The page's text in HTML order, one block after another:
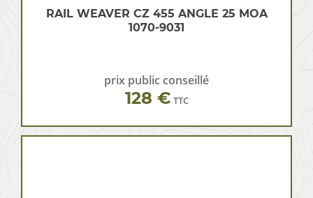
RAIL WEAVER CZ 455 ANGLE 25 MOA
1070-9031
prix public conseillé
128 € TTC